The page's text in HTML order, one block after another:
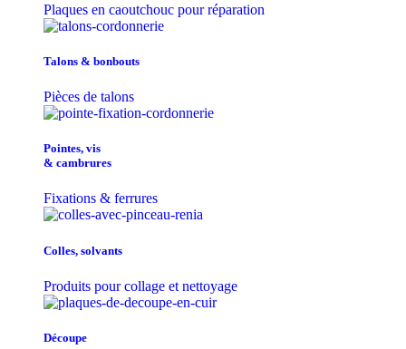
Plaques en caoutchouc pour réparation
Talons & bonbouts
Pièces de talons
Pointes, vis
& cambrures
Fixations & ferrures
Colles, solvants
Produits pour collage et nettoyage
Découpe